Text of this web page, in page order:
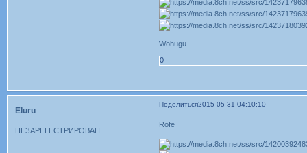
Wohugu
0
Поделиться2015-05-31 04:10:10
Eluru
НЕЗАРЕГЕСТРИРОВАН
Rofe